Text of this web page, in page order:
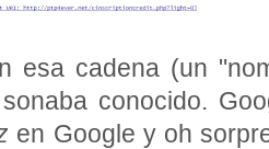
esa cadena (un
conocido.
en Google y oh